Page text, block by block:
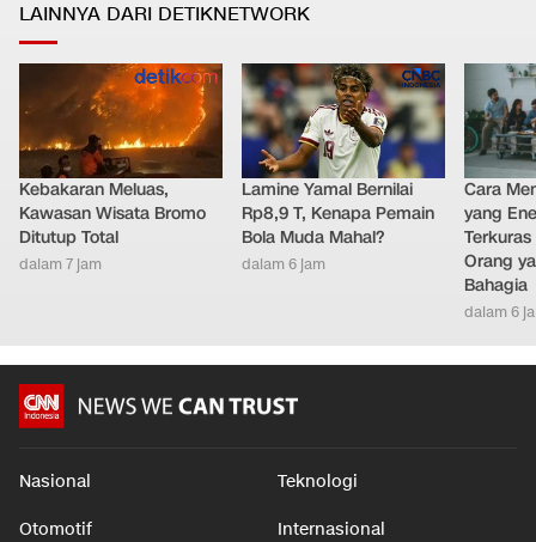
LAINNYA DARI DETIKNETWORK
Kebakaran Meluas,
Kawasan Wisata Bromo
Ditutup Total
dalam 7 jam
Lamine Yamal Bernilai
Rp8,9 T, Kenapa Pemain
Bola Muda Mahal?
dalam 6 jam
Cara
yang
Orang
Bahagia
dalam 6
Nasional Teknologi
Otomotif Internasional